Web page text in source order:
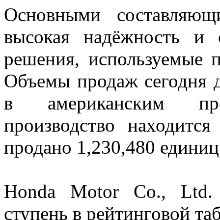
Основными
высокая надёжность и
решения, используемые
Объемы продаж сегодня
в американским
производство
продано 1,230,480
Honda Motor Co., Ltd.
ступень в рейтинговой